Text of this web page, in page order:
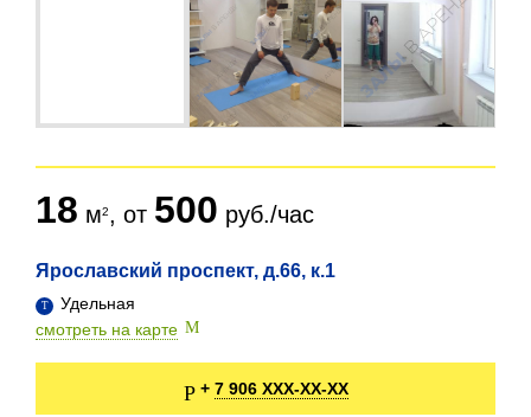
Ярославский проспект, д.66, к.1
Удельная
смотреть на карте
18 м , от 500 руб./час
+ 7 906 XXX-XX-XX